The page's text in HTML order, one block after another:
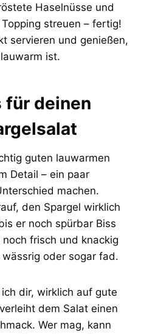
Haselnüsse und
streuen – fertig!
servieren und genießen,
ist.
für deinen
guten lauwarmen
Detail – ein paar
machen.
den Spargel wirklich
er noch spürbar Biss
frisch und knackig
oder sogar fad.
dir, wirklich auf gute
dem Salat einen
Wer mag, kann